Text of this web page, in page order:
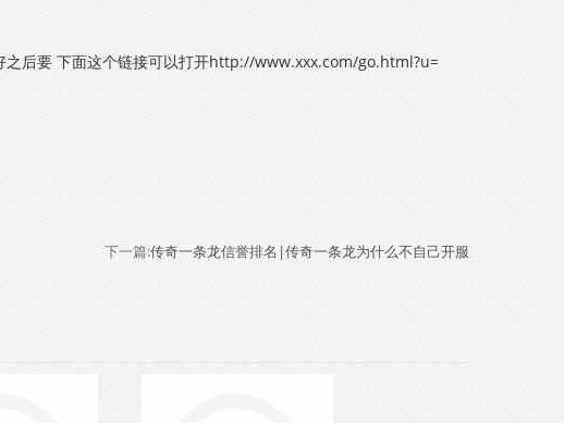
之后要 下面这个链接可以打开http://www.xxx.com/go.html?u=
下一篇:传奇一条龙信誉排名|传奇一条龙为什么不自己开服